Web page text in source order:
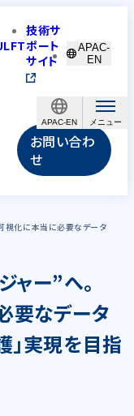
APAC-EN
技術サ
ポート
サイト
APAC-
EN
お問い合わ
せ
視化に本当に必要なデータ
ャー”へ。
要なデータ
」実現を目指